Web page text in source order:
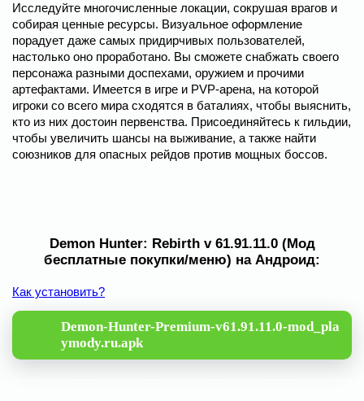
Исследуйте многочисленные локации, сокрушая врагов и
собирая ценные ресурсы. Визуальное оформление
порадует даже самых придирчивых пользователей,
настолько оно проработано. Вы сможете снабжать своего
персонажа разными доспехами, оружием и прочими
артефактами. Имеется в игре и PVP-арена, на которой
игроки со всего мира сходятся в баталиях, чтобы выяснить,
кто из них достоин первенства. Присоединяйтесь к гильдии,
чтобы увеличить шансы на выживание, а также найти
союзников для опасных рейдов против мощных боссов.
Demon Hunter: Rebirth v 61.91.11.0 (Мод
бесплатные покупки/меню) на Андроид:
Как установить?
Demon-Hunter-Premium-v61.91.11.0-mod_pla
ymody.ru.apk